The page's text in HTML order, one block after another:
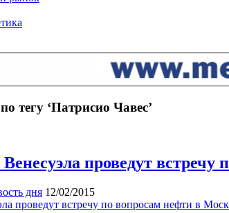
тегу ‘Патрисио Чавес’
проведут
дня 12/02/2015